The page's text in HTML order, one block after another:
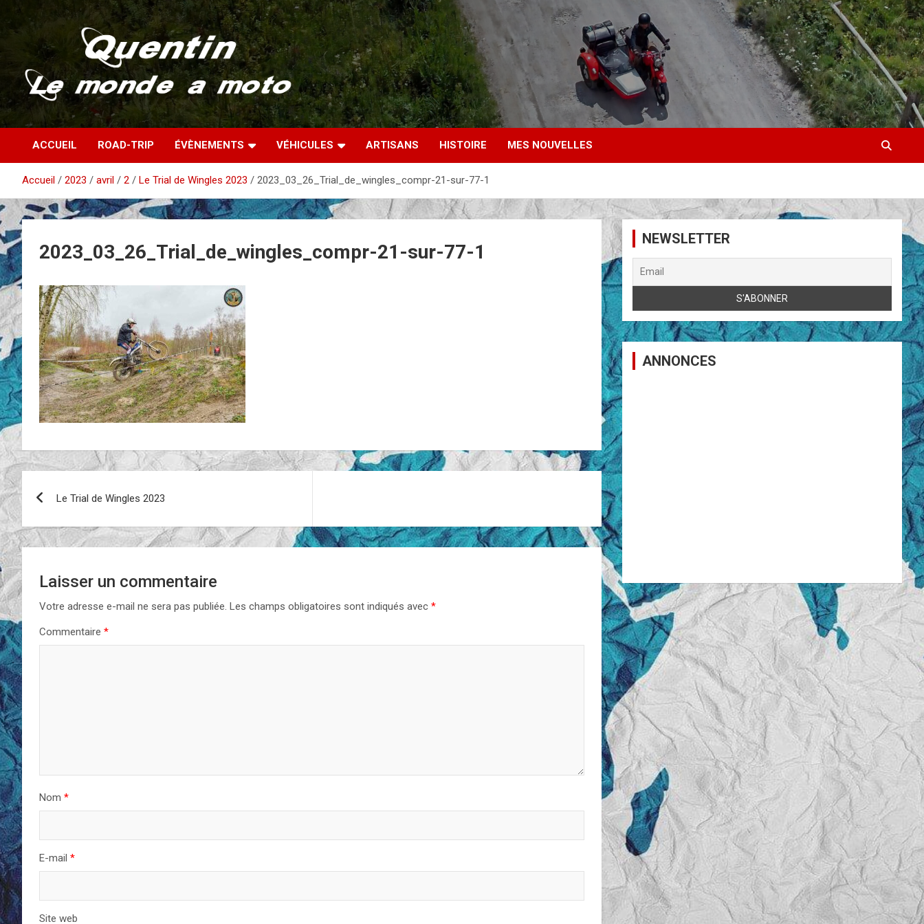
au
contenu
Quentin – Le monde à
moto
Partez à la découverte du monde en vieille bécane
ACCUEIL ROAD-TRIP ÉVÈNEMENTS VÉHICULES ARTISANS HISTOIRE MES NOUVELLES
Accueil 2023 avril 2 Le Trial de Wingles 2023 2023_03_26_Trial_de_wingles_compr-21-sur-77-1
2023_03_26_Trial_de_wingles_compr-21-sur-77-1
l’article
Le Trial de Wingles 2023
Laisser un commentaire
Votre adresse e-mail ne sera pas publiée. Les champs obligatoires sont indiqués avec *
Commentaire *
Nom *
E-mail *
Site web
NEWSLETTER
ANNONCES